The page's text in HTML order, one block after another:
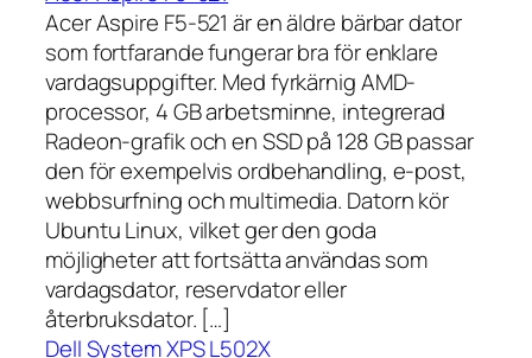
Acer Aspire F5-521 är en äldre bärbar dator
som fortfarande fungerar bra för enklare
vardagsuppgifter. Med fyrkärnig AMD-
processor, 4 GB arbetsminne, integrerad
Radeon-grafik och en SSD på 128 GB passar
den för exempelvis ordbehandling, e-post,
webbsurfning och multimedia. Datorn kör
Ubuntu Linux, vilket ger den goda
möjligheter att fortsätta användas som
vardagsdator, reservdator eller
återbruksdator. […]
Dell System XPS L502X